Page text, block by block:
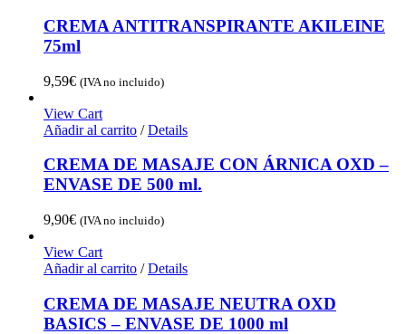
hasta
110,00€
CREMA ANTITRANSPIRANTE AKILEINE
75ml
9,59€ (IVA no incluido)
View Cart
Añadir al carrito / Details
CREMA DE MASAJE CON ÁRNICA OXD –
ENVASE DE 500 ml.
9,90€ (IVA no incluido)
View Cart
Añadir al carrito / Details
CREMA DE MASAJE NEUTRA OXD
BASICS – ENVASE DE 1000 ml